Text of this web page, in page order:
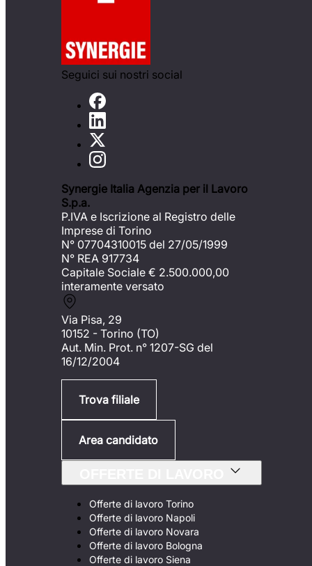
Seguici sui nostri social
Synergie Italia Agenzia per il Lavoro
S.p.a.
P.IVA e Iscrizione al Registro delle
Imprese di Torino
N° 07704310015 del 27/05/1999
N° REA 917734
Capitale Sociale € 2.500.000,00
interamente versato
Via Pisa, 29
10152 - Torino (TO)
Aut. Min. Prot. n° 1207-SG del
16/12/2004
Trova filiale
Area candidato
Offerte di lavoro Torino
Offerte di lavoro Napoli
Offerte di lavoro Novara
Offerte di lavoro Bologna
Offerte di lavoro Siena